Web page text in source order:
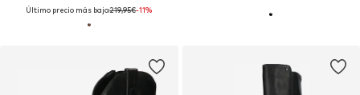
Último precio más bajo:219,95€-11%